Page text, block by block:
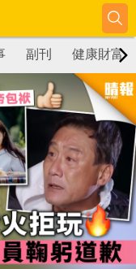
副刊 健康財富